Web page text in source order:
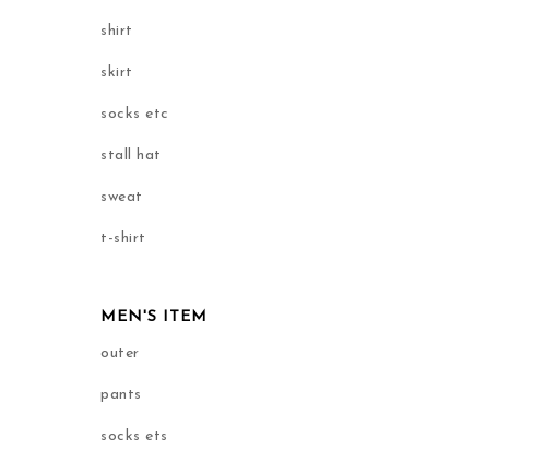
shirt
skirt
socks etc
stall hat
sweat
t-shirt
MEN'S ITEM
outer
pants
socks ets